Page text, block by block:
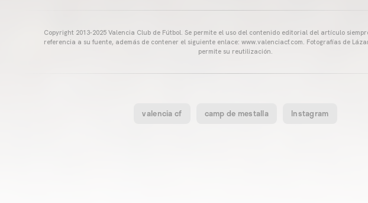
Copyright 2013-2025 Valencia Club de Fútbol. Se permite el uso del contenido editorial del artículo
referencia a su fuente, además de contener el siguiente enlace: www.valenciacf.com. Fotografías de
permite su reutilización.
valencia cf camp de mestalla Instagram